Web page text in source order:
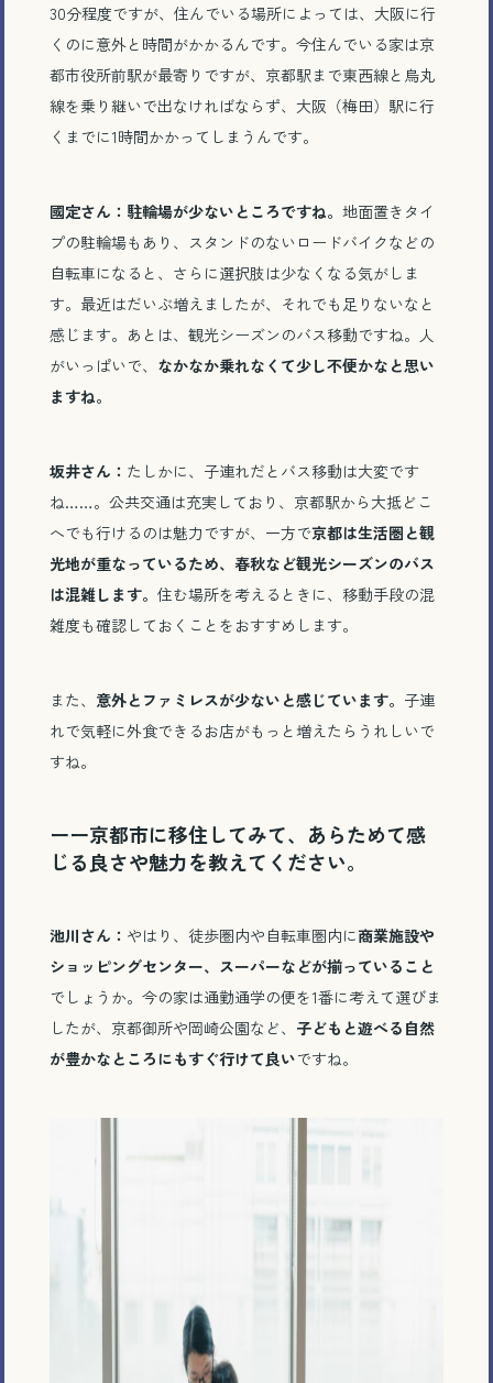
30分程度ですが、住んでいる場所によっては、大阪に行
くのに意外と時間がかかるんです。今住んでいる家は京
都市役所前駅が最寄りですが、京都駅まで東西線と烏丸
線を乗り継いで出なければならず、大阪（梅田）駅に行
くまでに1時間かかってしまうんです。
國定さん：駐輪場が少ないところですね。 地面置きタイ
プの駐輪場もあり、スタンドのないロードバイクなどの
自転車になると、さらに選択肢は少なくなる気がしま
す。最近はだいぶ増えましたが、それでも足りないなと
感じます。あとは、観光シーズンのバス移動ですね。人
がいっぱいで、 なかなか乗れなくて少し不便かなと思い
ますね。
坂井さん： たしかに、子連れだとバス移動は大変です
ね……。公共交通は充実しており、京都駅から大抵どこ
へでも行けるのは魅力ですが、一方で京都は生活圏と観
光地が重なっているため、春秋など観光シーズンのバス
は混雑します。 住む場所を考えるときに、移動手段の混
雑度も確認しておくことをおすすめします。
また、 意外とファミレスが少ないと感じています。 子連
れで気軽に外食できるお店がもっと増えたらうれしいで
すね。
ーー京都市に移住してみて、あらためて感
じる良さや魅力を教えてください。
池川さん： やはり、徒歩圏内や自転車圏内に商業施設や
ショッピングセンター、スーパーなどが揃っていること
でしょうか。今の家は通勤通学の便を1番に考えて選びま
したが、京都御所や岡崎公園など、 子どもと遊べる自然
が豊かなところにもすぐ行けて良いですね。